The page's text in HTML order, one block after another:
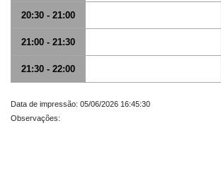
20:30 - 21:00
21:00 - 21:30
21:30 - 22:00
Data de impressão: 05/06/2026 16:45:30
Observações: